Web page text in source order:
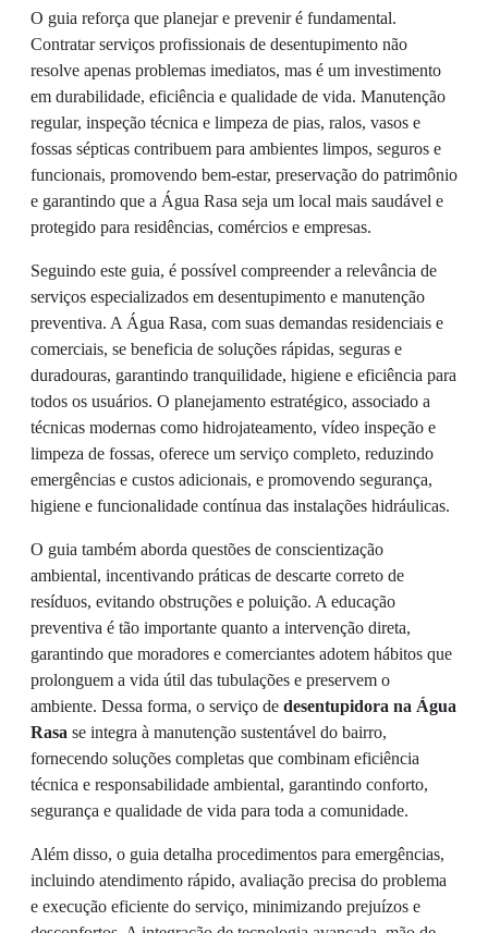
O guia reforça que planejar e prevenir é fundamental.
Contratar serviços profissionais de desentupimento não
resolve apenas problemas imediatos, mas é um investimento
em durabilidade, eficiência e qualidade de vida. Manutenção
regular, inspeção técnica e limpeza de pias, ralos, vasos e
fossas sépticas contribuem para ambientes limpos, seguros e
funcionais, promovendo bem-estar, preservação do patrimônio
e garantindo que a Água Rasa seja um local mais saudável e
protegido para residências, comércios e empresas.
Seguindo este guia, é possível compreender a relevância de
serviços especializados em desentupimento e manutenção
preventiva. A Água Rasa, com suas demandas residenciais e
comerciais, se beneficia de soluções rápidas, seguras e
duradouras, garantindo tranquilidade, higiene e eficiência para
todos os usuários. O planejamento estratégico, associado a
técnicas modernas como hidrojateamento, vídeo inspeção e
limpeza de fossas, oferece um serviço completo, reduzindo
emergências e custos adicionais, e promovendo segurança,
higiene e funcionalidade contínua das instalações hidráulicas.
O guia também aborda questões de conscientização
ambiental, incentivando práticas de descarte correto de
resíduos, evitando obstruções e poluição. A educação
preventiva é tão importante quanto a intervenção direta,
garantindo que moradores e comerciantes adotem hábitos que
prolonguem a vida útil das tubulações e preservem o
ambiente. Dessa forma, o serviço de desentupidora na Água
Rasa se integra à manutenção sustentável do bairro,
fornecendo soluções completas que combinam eficiência
técnica e responsabilidade ambiental, garantindo conforto,
segurança e qualidade de vida para toda a comunidade.
Além disso, o guia detalha procedimentos para emergências,
incluindo atendimento rápido, avaliação precisa do problema
e execução eficiente do serviço, minimizando prejuízos e